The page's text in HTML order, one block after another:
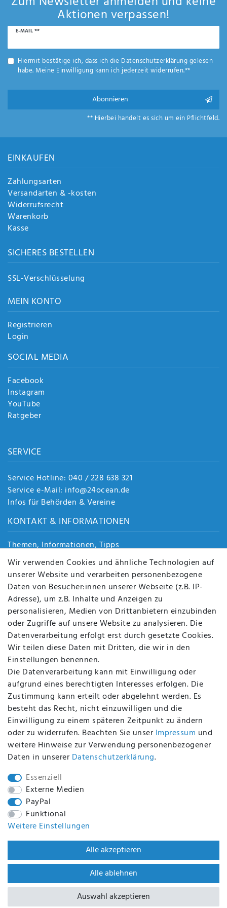
Aktionen verpassen!
E-MAIL **
Newsletter
Hiermit bestätige ich, dass ich die Daten­schutz­erklärunggelesen
habe. Meine Einwilligung kann ich jederzeit widerrufen.**
Abonnieren
** Hierbei handelt es sich um ein Pflichtfeld.
EINKAUFEN
Zahlungsarten
Versandarten & -kosten
Widerrufsrecht
Warenkorb
Kasse
SICHERES BESTELLEN
SSL-Verschlüsselung
MEIN KONTO
Registrieren
Login
SOCIAL MEDIA
Facebook
Instagram
YouTube
Ratgeber
SERVICE
Service Hotline: 040 / 228 638 321
Service e-Mail: info@24ocean.de
Infos für Behörden & Vereine
KONTAKT & INFORMATIONEN
Themen, Informationen, Tipps
Jobs
Über uns
Kontakt
Datenschutz
AGB
FAQ
Batterieentsorgung
Altölverordnung
Impressum
BEQUEM UND SICHER BEZAHLEN MIT
BEI UNS SIND SIE SICHER!
WIR VERSENDEN MIT
WIR SIND ZERTIFIZIERT DURCH
Wir verwenden Cookies und ähnliche Technologien auf
unserer Website und verarbeiten personenbezogene
Daten von Besucher:innen unserer Webseite (z.B. IP-
Adresse), um z.B. Inhalte und Anzeigen zu
personalisieren, Medien von Drittanbietern einzubinden
oder Zugriffe auf unsere Website zu analysieren. Die
Datenverarbeitung erfolgt erst durch gesetzte Cookies.
Wir teilen diese Daten mit Dritten, die wir in den
Einstellungen benennen.
Die Datenverarbeitung kann mit Einwilligung oder
aufgrund eines berechtigten Interesses erfolgen. Die
Zustimmung kann erteilt oder abgelehnt werden. Es
besteht das Recht, nicht einzuwilligen und die
Einwilligung zu einem späteren Zeitpunkt zu ändern
oder zu widerrufen. Beachten Sie unser Impressum und
weitere Hinweise zur Verwendung personenbezogener
Daten in unserer Daten­schutz­erklärung.
Essenziell
Externe Medien
PayPal
Funktional
Weitere Einstellungen
Alle akzeptieren
Alle ablehnen
Auswahl akzeptieren